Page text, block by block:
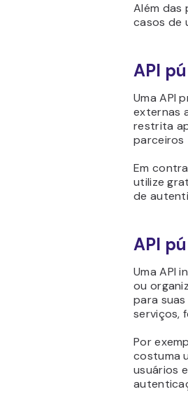
Além das
casos de
API
Uma API
externas
restrita
parceiros
Em
utilize
de
API
Uma API
ou
para
serviços,
Por
costuma
usuários